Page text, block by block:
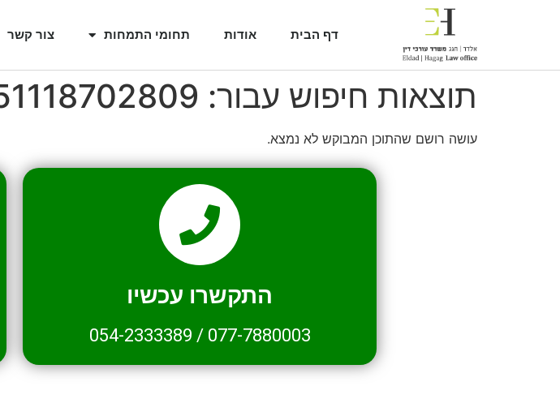
דף הבית אודות תחומי התמחות צור קשר
תוצאות חיפוש עבור:
עושה רושם שהתוכן המבוקש לא נמצא.
התקשרו עכשיו
077-7880003
/
054-2333389